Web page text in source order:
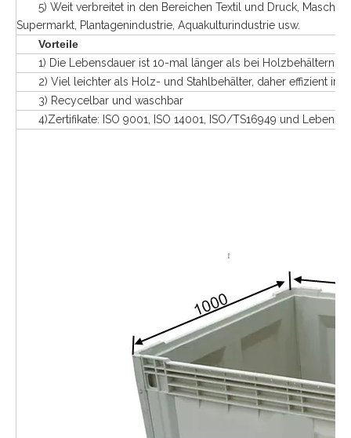
5) Weit verbreitet in den Bereichen Textil und Druck,
Supermarkt, Plantagenindustrie, Aquakulturindustrie usw.
Vorteile
1) Die Lebensdauer ist 10-mal länger als bei Holzbehältern
2) Viel leichter als Holz- und Stahlbehälter, daher effizient im
3) Recycelbar und waschbar
4)Zertifikate: ISO 9001, ISO 14001, ISO/TS16949 und